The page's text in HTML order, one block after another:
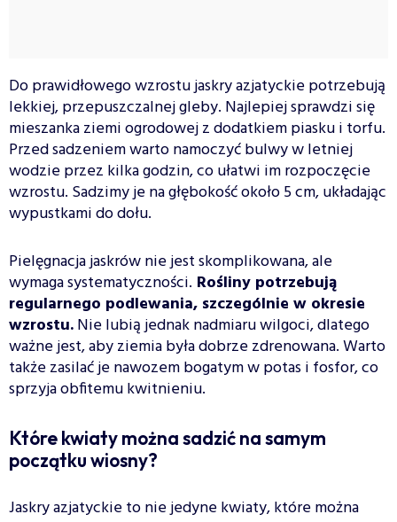
Do prawidłowego wzrostu jaskry azjatyckie potrzebują
lekkiej, przepuszczalnej gleby. Najlepiej sprawdzi się
mieszanka ziemi ogrodowej z dodatkiem piasku i torfu.
Przed sadzeniem warto namoczyć bulwy w letniej
wodzie przez kilka godzin, co ułatwi im rozpoczęcie
wzrostu. Sadzimy je na głębokość około 5 cm, układając
wypustkami do dołu.
Pielęgnacja jaskrów nie jest skomplikowana, ale
wymaga systematyczności. Rośliny potrzebują
regularnego podlewania, szczególnie w okresie
wzrostu.Nie lubią jednak nadmiaru wilgoci, dlatego
ważne jest, aby ziemia była dobrze zdrenowana. Warto
także zasilać je nawozem bogatym w potas i fosfor, co
sprzyja obfitemu kwitnieniu.
Które kwiaty można sadzić na samym
początku wiosny?
Jaskry azjatyckie to nie jedyne kwiaty, które można